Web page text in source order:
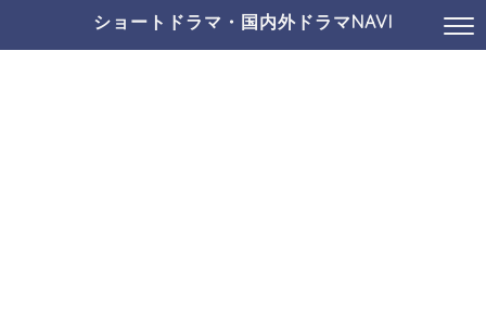
ショートドラマ・国内外ドラマNAVI